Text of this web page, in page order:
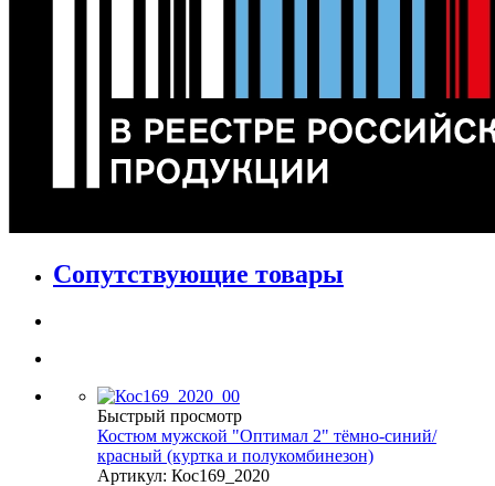
Сопутствующие товары
Быстрый просмотр
Костюм мужской "Оптимал 2" тёмно-синий/
красный (куртка и полукомбинезон)
Артикул: Кос169_2020